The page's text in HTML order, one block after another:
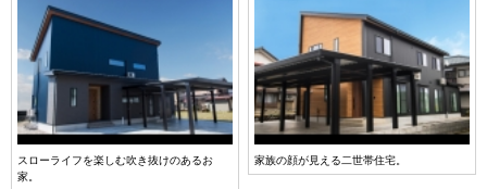
スローライフを楽しむ吹き抜けのあるお
家。
家族の顔が見える二世帯住宅。